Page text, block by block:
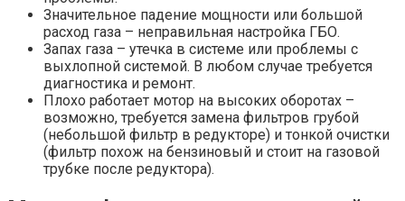
Значительное падение мощности или большой
расход газа – неправильная настройка ГБО.
Запах газа – утечка в системе или проблемы с
выхлопной системой. В любом случае требуется
диагностика и ремонт.
Плохо работает мотор на высоких оборотах –
возможно, требуется замена фильтров грубой
(небольшой фильтр в редукторе) и тонкой очистки
(фильтр похож на бензиновый и стоит на газовой
трубке после редуктора).